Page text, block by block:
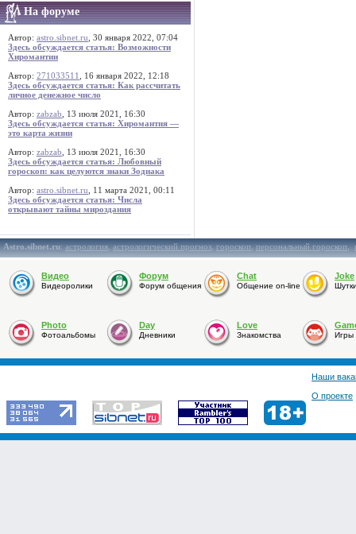
На форуме
Автор: astro.sibnet.ru , 30 января 2022, 07:04
Здесь обсуждается статья: Возможности
Хиромантии
Автор: 271033511
, 16 января 2022, 12:18
Здесь обсуждается статья: Как рассчитать
личное денежное число
Автор: zabzab , 13 июля 2021, 16:30
Здесь обсуждается статья: Хиромантия —
это карта жизни
Автор: zabzab , 13 июля 2021, 16:30
Здесь обсуждается статья: Любовный
гороскоп: как целуются знаки Зодиака
Автор: astro.sibnet.ru , 11 марта 2021, 00:11
Здесь обсуждается статья: Числа
открывают тайны мироздания
Astro.sibnet.ru:астрология,астрологический прогноз,гороскоп,персональный гороскоп,
Видео
Видеоролики
Форум
Форум общения
Chat
Общение on-line
Joke
Photo
Фотоальбомы
Day
Дневники
Love
Знакомства Игры
Наши
О проекте